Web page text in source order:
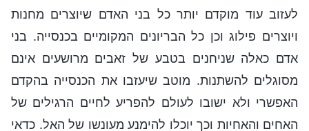
לעזוב עוד מוקדם יותר כל בני האדם שיוצרים מחנות
ויוצרים פילוג וכן כל הבריונים המקומיים בכנסייה. בני
אדם כאלה שניחנים בטבע של זאבים מרושעים אינם
מסוגלים להשתנות. מוטב שיעזבו את הכנסייה בהקדם
האפשרי ולא ישובו לעולם להפריע לחיים הרגילים של
האחים והאחיות וכך יוכלו להימנע מעונשו של האל. כדאי